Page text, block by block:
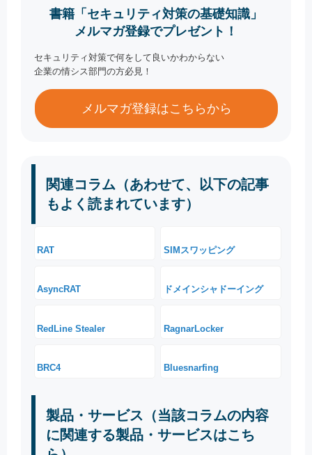
書籍「セキュリティ対策の基礎知識」
メルマガ登録でプレゼント！
セキュリティ対策で何をして良いかわからない
企業の情シス部門の方必見！
メルマガ登録はこちらから
関連コラム（あわせて、以下の記事
もよく読まれています）
RAT SIMスワッピング
AsyncRAT ドメインシャドーイング
RedLine Stealer RagnarLocker
BRC4 Bluesnarfing
製品・サービス（当該コラムの内容
に関連する製品・サービスはこち